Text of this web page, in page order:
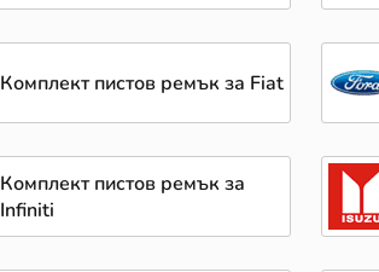
Комплект пистов ремък за Fiat
Комплект пистов ремък за
Infiniti